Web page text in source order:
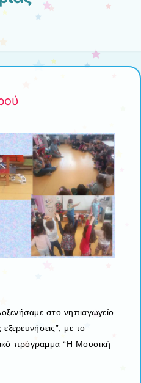
στο νηπιαγωγείο
με το
πρόγραμμα “Η Μουσική